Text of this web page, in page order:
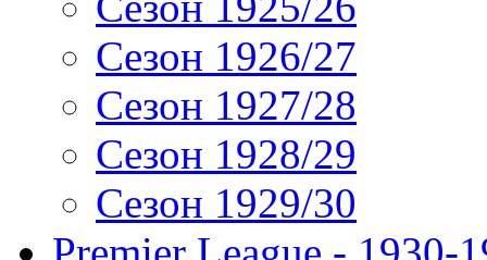
Сезон 1926/27
Сезон 1927/28
Сезон 1928/29
Сезон 1929/30